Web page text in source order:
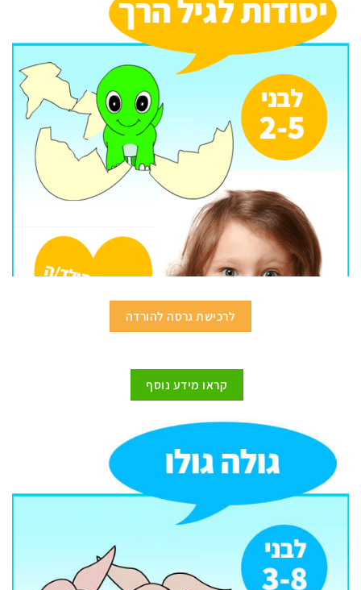
לרכישת גרסה להורדה
קראו מידע נוסף